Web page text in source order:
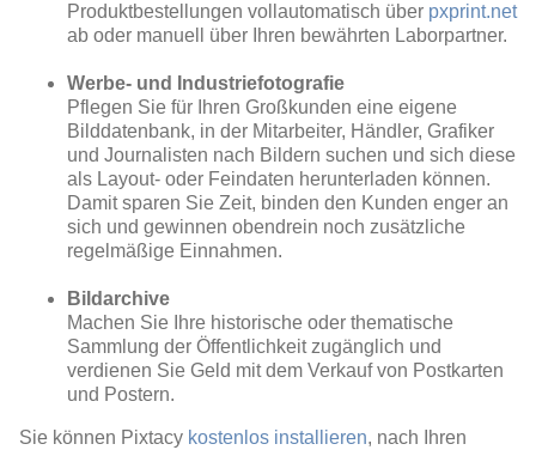
Produktbestellungen vollautomatisch über pxprint.net
ab oder manuell über Ihren bewährten Laborpartner.
Werbe- und Industriefotografie
Pflegen Sie für Ihren Großkunden eine eigene
Bilddatenbank, in der Mitarbeiter, Händler, Grafiker
und Journalisten nach Bildern suchen und sich diese
als Layout- oder Feindaten herunterladen können.
Damit sparen Sie Zeit, binden den Kunden enger an
sich und gewinnen obendrein noch zusätzliche
regelmäßige Einnahmen.
Bildarchive
Machen Sie Ihre historische oder thematische
Sammlung der Öffentlichkeit zugänglich und
verdienen Sie Geld mit dem Verkauf von Postkarten
und Postern.
Sie können Pixtacy kostenlos installieren, nach Ihren